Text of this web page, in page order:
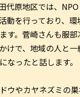
代原地区では、
動を行っており、
す。菅崎さんも服
けで、地域の人と
なったと話します。
ウやカヤネズミの